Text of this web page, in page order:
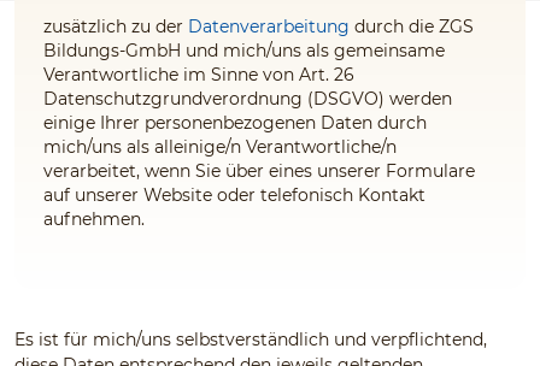
zusätzlich zu der Datenverarbeitung durch die ZGS
Bildungs-GmbH und mich/uns als gemeinsame
Verantwortliche im Sinne von Art. 26
Datenschutzgrundverordnung (DSGVO) werden
einige Ihrer personenbezogenen Daten durch
mich/uns als alleinige/n Verantwortliche/n
verarbeitet, wenn Sie über eines unserer Formulare
auf unserer Website oder telefonisch Kontakt
aufnehmen.
Es ist für mich/uns selbstverständlich und verpflichtend,